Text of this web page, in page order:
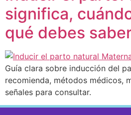
significa,
qué debes
Guía clara sobre inducción del
recomienda, métodos médicos,
señales para consultar.